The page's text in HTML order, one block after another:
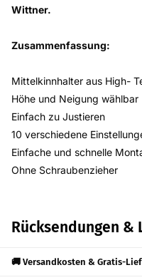
Wittner.
Zusammenfassung:
Mittelkinnhalter aus High-
Höhe und Neigung wählbar
Einfach zu Justieren
10 verschiedene
Einfache und schnelle
Ohne Schraubenzieher
Rücksendungen &
🚚 Versandkosten & Gratis-